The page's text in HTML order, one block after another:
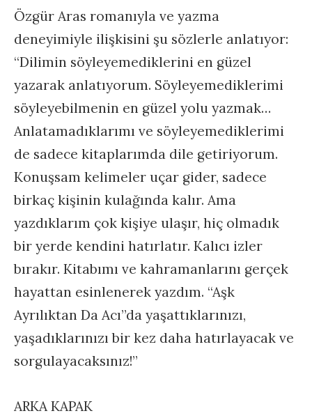
Özgür Aras romanıyla ve yazma
deneyimiyle ilişkisini şu sözlerle anlatıyor:
“Dilimin söyleyemediklerini en güzel
yazarak anlatıyorum. Söyleyemediklerimi
söyleyebilmenin en güzel yolu yazmak…
Anlatamadıklarımı ve söyleyemediklerimi
de sadece kitaplarımda dile getiriyorum.
Konuşsam kelimeler uçar gider, sadece
birkaç kişinin kulağında kalır. Ama
yazdıklarım çok kişiye ulaşır, hiç olmadık
bir yerde kendini hatırlatır. Kalıcı izler
bırakır. Kitabımı ve kahramanlarını gerçek
hayattan esinlenerek yazdım. “Aşk
Ayrılıktan Da Acı”da yaşattıklarınızı,
yaşadıklarınızı bir kez daha hatırlayacak ve
sorgulayacaksınız!”
ARKA KAPAK